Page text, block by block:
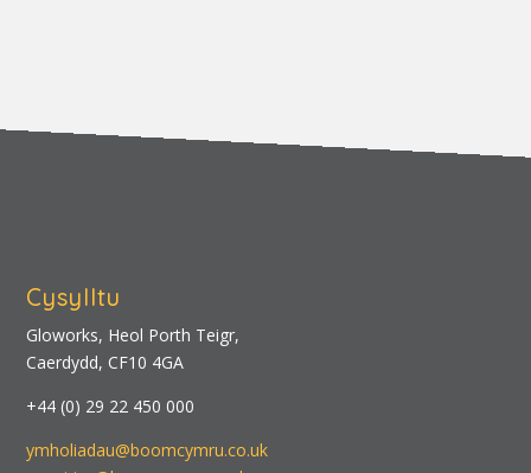
Cysylltu
Gloworks, Heol Porth Teigr,
Caerdydd, CF10 4GA
+44 (0) 29 22 450 000
ymholiadau@boomcymru.co.uk